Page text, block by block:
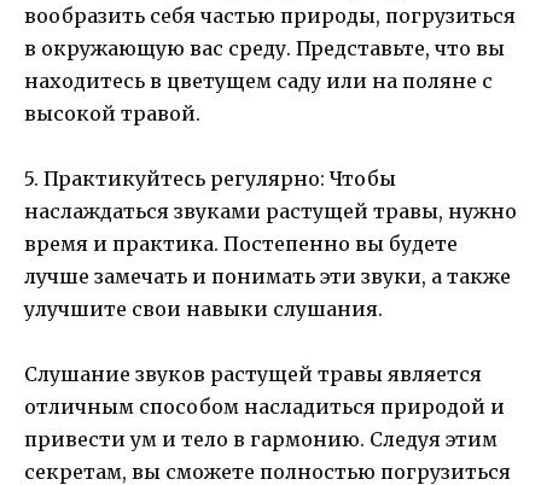
вообразить себя частью природы, погрузиться
в окружающую вас среду. Представьте, что вы
находитесь в цветущем саду или на поляне с
высокой травой.
5. Практикуйтесь регулярно: Чтобы
наслаждаться звуками растущей травы, нужно
время и практика. Постепенно вы будете
лучше замечать и понимать эти звуки, а также
улучшите свои навыки слушания.
Слушание звуков растущей травы является
отличным способом насладиться природой и
привести ум и тело в гармонию. Следуя этим
секретам, вы сможете полностью погрузиться